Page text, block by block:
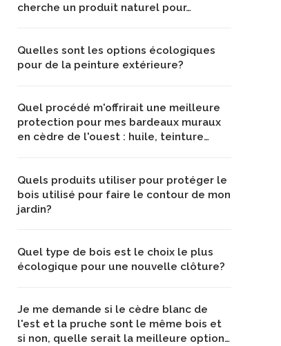
cherche un produit naturel pour…
Quelles sont les options écologiques
pour de la peinture extérieure?
Quel procédé m'offrirait une meilleure
protection pour mes bardeaux muraux
en cèdre de l'ouest : huile, teinture…
Quels produits utiliser pour protéger le
bois utilisé pour faire le contour de mon
jardin?
Quel type de bois est le choix le plus
écologique pour une nouvelle clôture?
Je me demande si le cèdre blanc de
l'est et la pruche sont le même bois et
si non, quelle serait la meilleure option…